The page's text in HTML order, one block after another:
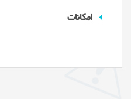
امکانات